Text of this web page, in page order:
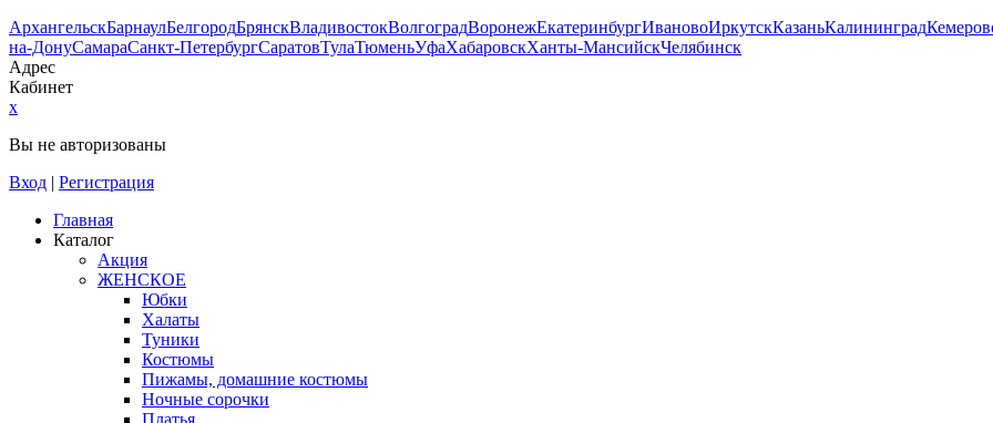
АрхангельскБарнаулБелгородБрянскВладивостокВолгоградВоронежЕкатеринбургИвановоИркутскКазаньКалининград
на-ДонуСамараСанкт-ПетербургСаратовТулаТюменьУфаХабаровскХанты-МансийскЧелябинск
Адрес
Кабинет
x
Вы не авторизованы
Вход | Регистрация
Главная
Каталог
Акция
ЖЕНСКОЕ
Юбки
Халаты
Туники
Костюмы
Пижамы, домашние костюмы
Ночные сорочки
Платья